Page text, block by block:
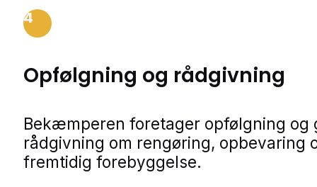
4
Opfølgning og rådgivning
Bekæmperen foretager opfølgning og
rådgivning om rengøring, opbevaring
fremtidig forebyggelse.